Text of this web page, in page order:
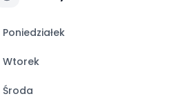
Poniedziałek
Wtorek
Środa